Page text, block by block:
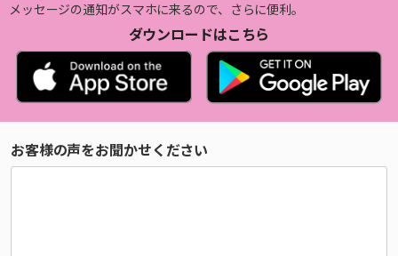
メッセージの通知がスマホに来るので、さらに便利。
ダウンロードはこちら
お客様の声をお聞かせください